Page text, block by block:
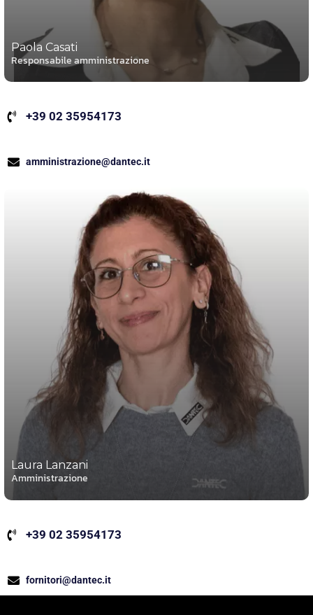
Paola Casati
Responsabile amministrazione
+39 02 35954173
amministrazione@dantec.it
Laura Lanzani
Amministrazione
+39 02 35954173
fornitori@dantec.it